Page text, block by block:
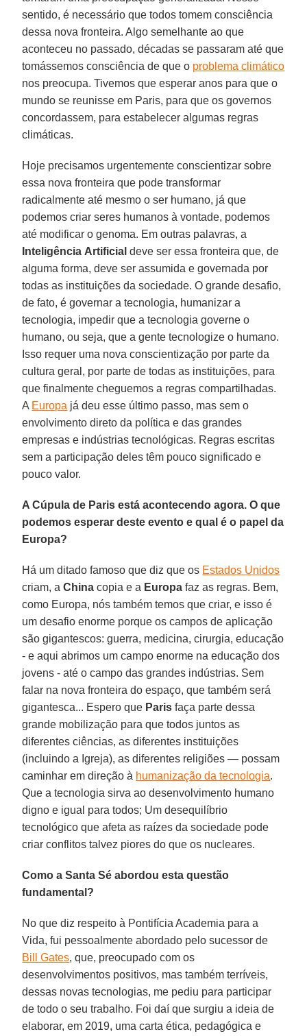
sentido, é necessário que todos tomem consciência
dessa nova fronteira. Algo semelhante ao que
aconteceu no passado, décadas se passaram até que
tomássemos consciência de que o problema climático
nos preocupa. Tivemos que esperar anos para que o
mundo se reunisse em Paris, para que os governos
concordassem, para estabelecer algumas regras
climáticas.
Hoje precisamos urgentemente conscientizar sobre
essa nova fronteira que pode transformar
radicalmente até mesmo o ser humano, já que
podemos criar seres humanos à vontade, podemos
até modificar o genoma. Em outras palavras, a
Inteligência Artificial deve ser essa fronteira que, de
alguma forma, deve ser assumida e governada por
todas as instituições da sociedade. O grande desafio,
de fato, é governar a tecnologia, humanizar a
tecnologia, impedir que a tecnologia governe o
humano, ou seja, que a gente tecnologize o humano.
Isso requer uma nova conscientização por parte da
cultura geral, por parte de todas as instituições, para
que finalmente cheguemos a regras compartilhadas.
A Europa já deu esse último passo, mas sem o
envolvimento direto da política e das grandes
empresas e indústrias tecnológicas. Regras escritas
sem a participação deles têm pouco significado e
pouco valor.
A Cúpula de Paris está acontecendo agora. O que
podemos esperar deste evento e qual é o papel da
Europa?
Há um ditado famoso que diz que os Estados Unidos
criam, aChina copia e a Europa faz as regras. Bem,
como Europa, nós também temos que criar, e isso é
um desafio enorme porque os campos de aplicação
são gigantescos: guerra, medicina, cirurgia, educação
- e aqui abrimos um campo enorme na educação dos
jovens - até o campo das grandes indústrias. Sem
falar na nova fronteira do espaço, que também será
gigantesca... Espero que Paris faça parte dessa
grande mobilização para que todos juntos as
diferentes ciências, as diferentes instituições
(incluindo a Igreja), as diferentes religiões — possam
caminhar em direção à humanização da tecnologia.
Que a tecnologia sirva ao desenvolvimento humano
digno e igual para todos; Um desequilíbrio
tecnológico que afeta as raízes da sociedade pode
criar conflitos talvez piores do que os nucleares.
Como a Santa Sé abordou esta questão
fundamental?
No que diz respeito à Pontifícia Academia para a
Vida, fui pessoalmente abordado pelo sucessor de
Bill Gates, que, preocupado com os
desenvolvimentos positivos, mas também terríveis,
dessas novas tecnologias, me pediu para participar
de todo o seu trabalho. Foi daí que surgiu a ideia de
elaborar, em 2019, uma carta ética, pedagógica e